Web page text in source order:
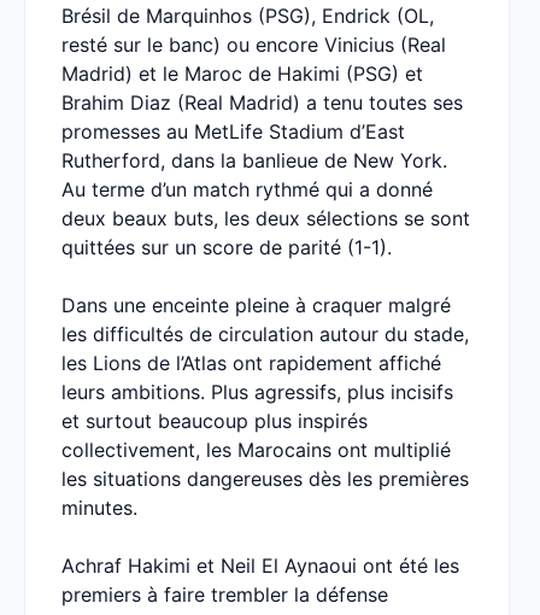
Brésil de Marquinhos (PSG), Endrick (OL,
resté sur le banc) ou encore Vinicius (Real
Madrid) et le Maroc de Hakimi (PSG) et
Brahim Diaz (Real Madrid) a tenu toutes ses
promesses au MetLife Stadium d’East
Rutherford, dans la banlieue de New York.
Au terme d’un match rythmé qui a donné
deux beaux buts, les deux sélections se sont
quittées sur un score de parité (1-1).
Dans une enceinte pleine à craquer malgré
les difficultés de circulation autour du stade,
les Lions de l’Atlas ont rapidement affiché
leurs ambitions. Plus agressifs, plus incisifs
et surtout beaucoup plus inspirés
collectivement, les Marocains ont multiplié
les situations dangereuses dès les premières
minutes.
Achraf Hakimi et Neil El Aynaoui ont été les
premiers à faire trembler la défense